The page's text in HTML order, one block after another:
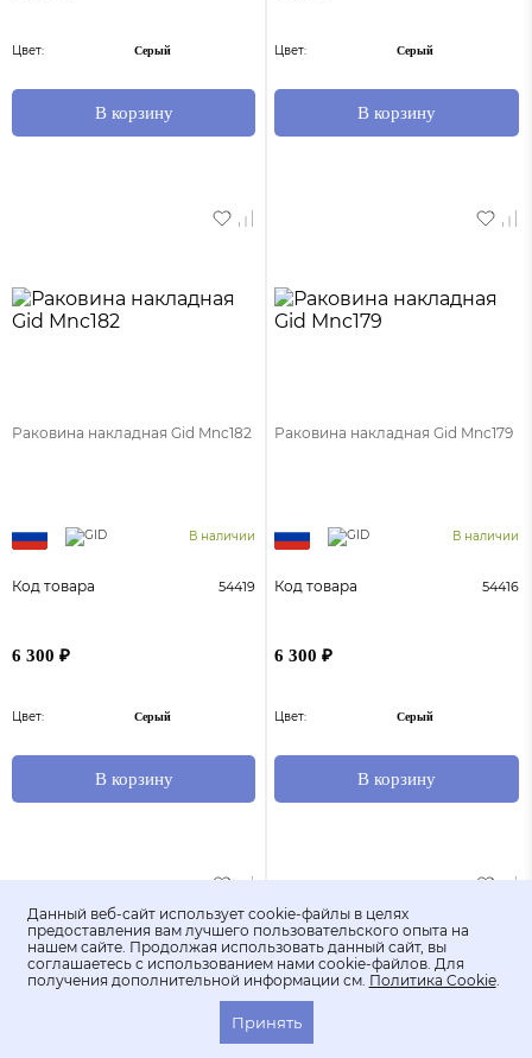
Цвет: Серый
В корзину
Цвет: Серый
В корзину
Раковина накладная Gid Mnc182
В наличии
Код товара 54419
6 300 ₽
Цвет: Серый
В корзину
Раковина накладная Gid Mnc179
В наличии
Код товара 54416
6 300 ₽
Цвет: Серый
В корзину
Данный веб-сайт использует cookie-файлы в целях
предоставления вам лучшего пользовательского опыта на
нашем сайте. Продолжая использовать данный сайт, вы
соглашаетесь с использованием нами cookie-файлов. Для
получения дополнительной информации см. Политика Cookie.
Принять